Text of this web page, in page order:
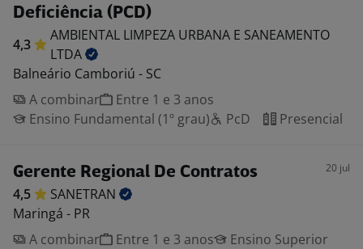
Deficiência (PCD)
4,3
AMBIENTAL LIMPEZA URBANA E SANEAMENTO
LTDA
Balneário Camboriú - SC
A combinar
Entre 1 e 3 anos
Ensino Fundamental (1º grau)
PcD Presencial
Gerente Regional De Contratos 20 jul
4,5
SANETRAN
Maringá - PR
A combinar
Entre 1 e 3 anos
Ensino Superior